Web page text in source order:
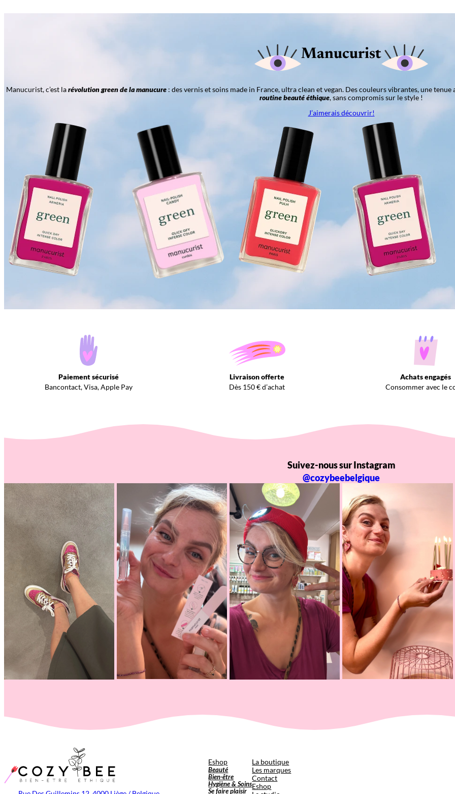
Manucurist
Manucurist, c’est larévolution green de la manucure: des vernis et soins made in France, ultra clean et vegan. Des couleurs vibrantes, une tenue
routine beauté éthique, sans compromis sur le style !
J’aimerais découvrir!
Paiement sécurisé
Bancontact, Visa, Apple Pay
Livraison offerte
Dès 150 € d’achat
Achats engagés
Consommer avec le
Suivez-nous sur Instagram
@cozybeebelgique
Eshop
Beauté
Bien-être
Hygiène & Soins
Se faire plaisir
La boutique
Les marques
Contact
Eshop